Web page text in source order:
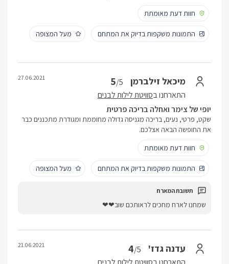
חוות דעת מאומתת
התמונות משקפות בדיוק את המתחם מעל המצופה
מיכאל זילברמן 5/5
התארחנו בסוויטת לילות לבנים
27.06.2021
יופי של צימר ואחלה בריכה פרטית
שקט, פרטי, נעים, בריכה מגניסה גדולה מחוממת ומגודרת מתכננים כבר
את החופשה הבאה אצלכם.
חוות דעת מאומתת
התמונות משקפות בדיוק את המתחם מעל המצופה
שמחנו לארח מחכים לראותכם שוב❤❤
עדנה גדז' 4/5
21.06.2021